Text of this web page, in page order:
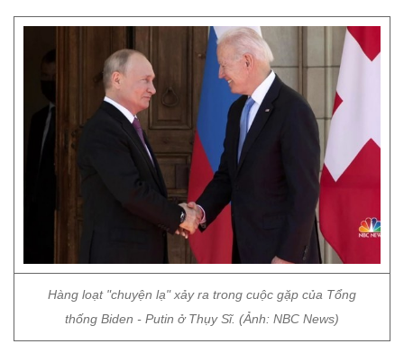
Hàng loạt "chuyện lạ" xảy ra trong cuộc gặp của Tổng
thống Biden - Putin ở Thụy Sĩ. (Ảnh: NBC News)